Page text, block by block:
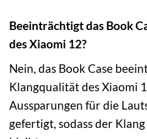
Beeinträchtigt das Book
des Xiaomi 12?
Nein, das Book Case
Klangqualität des Xiaomi
Aussparungen für die
gefertigt, sodass der